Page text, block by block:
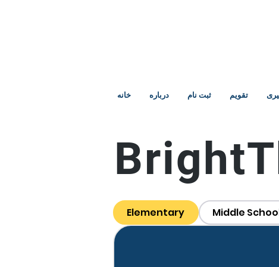
خانه درباره ثبت نام تقویم
Elementary Middle